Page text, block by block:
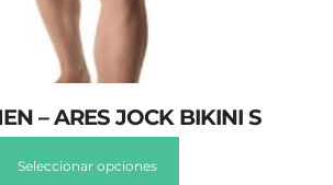
– ARES JOCK BIKINI S
Seleccionar opciones